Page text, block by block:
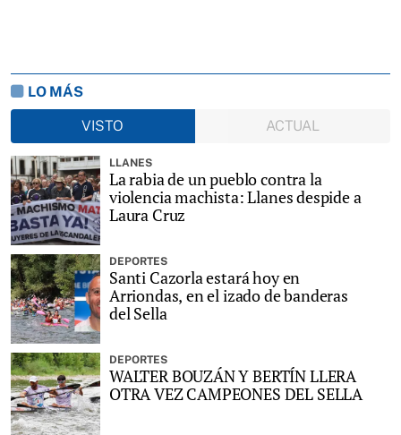
LO MÁS
VISTO
ACTUAL
LLANES
La rabia de un pueblo contra la
violencia machista: Llanes despide a
Laura Cruz
DEPORTES
Santi Cazorla estará hoy en
Arriondas, en el izado de banderas
del Sella
DEPORTES
WALTER BOUZÁN Y BERTÍN LLERA
OTRA VEZ CAMPEONES DEL SELLA